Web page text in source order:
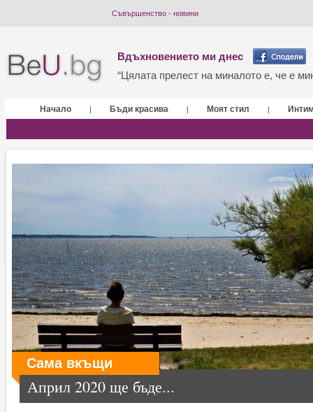
Съвършенство - новини
Вдъхновението ми днес
“Цялата прелест на миналото е, че е
Начало | Бъди красива | Моят стил |
Сама вкъщи
Април 2020 ще бъде...